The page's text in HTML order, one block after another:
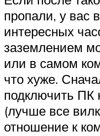
пропали, у вас
интересных
заземлением
или в самом
что хуже.
подключить ПК
(лучше все
отношение к